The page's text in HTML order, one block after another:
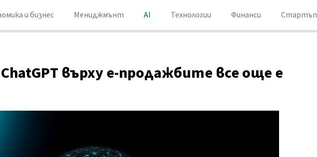
и бизнес Мениджмънт AI Технологии Финанси Стартъп
върху е-продажбите все още е